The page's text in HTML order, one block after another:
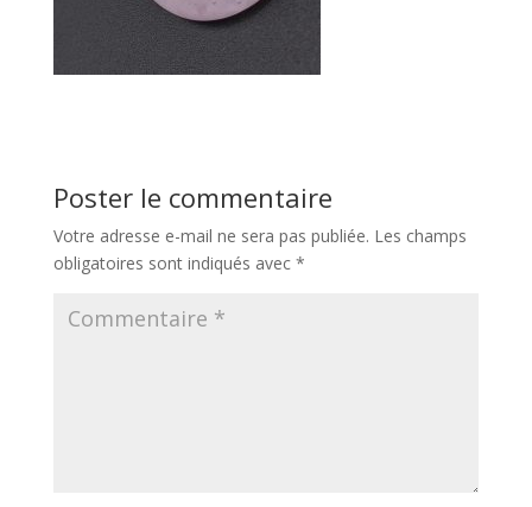
Poster le commentaire
Votre adresse e-mail ne sera pas publiée. Les champs
obligatoires sont indiqués avec *